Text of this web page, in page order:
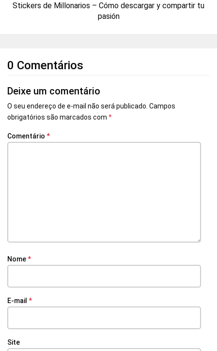
Stickers de Millonarios – Cómo descargar y compartir tu
pasión
0 Comentários
Deixe um comentário
O seu endereço de e-mail não será publicado. Campos
obrigatórios são marcados com *
Comentário *
Nome*
E-mail *
Site